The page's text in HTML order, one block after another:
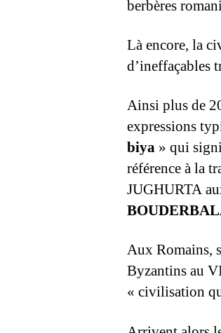
berbères
Là encore, la
d’ineffaçables
Ainsi plus de
expressions
biya » qui
référence à la
JUGHURTA
Aux Romains,
Byzantins au
« civilisation